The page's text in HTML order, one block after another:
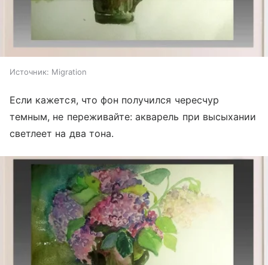
Источник: Migration
Если кажется, что фон получился чересчур
темным, не переживайте: акварель при высыхании
светлеет на два тона.